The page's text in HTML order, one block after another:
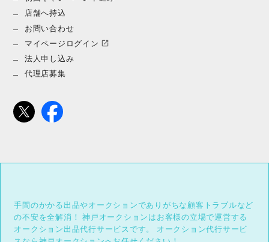
店舗へ持込
お問い合わせ
マイページログイン
法人申し込み
代理店募集
手間のかかる出品やオークションでありがちな顧客トラブルなど
の不安を全解消！
神戸オークションはお客様の立場で運営する
オークション出品代行サービスです。
オークション代行サービ